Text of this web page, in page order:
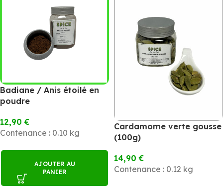
Badiane / Anis étoilé en
poudre
12,90€
Contenance : 0.10 kg
AJOUTER AU
PANIER
Cardamome verte gousse
(100g)
14,90€
Contenance : 0.12 kg